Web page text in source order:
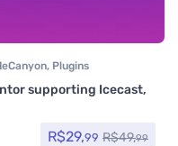
, Plugins
supporting Icecast,
R$29,99 R$49,99